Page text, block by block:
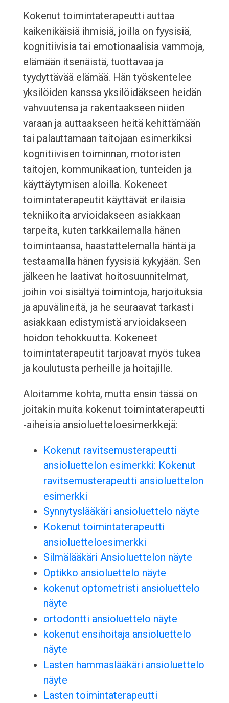
Kokenut toimintaterapeutti auttaa
kaikenikäisiä ihmisiä, joilla on fyysisiä,
kognitiivisia tai emotionaalisia vammoja,
elämään itsenäistä, tuottavaa ja
tyydyttävää elämää. Hän työskentelee
yksilöiden kanssa yksilöidäkseen heidän
vahvuutensa ja rakentaakseen niiden
varaan ja auttaakseen heitä kehittämään
tai palauttamaan taitojaan esimerkiksi
kognitiivisen toiminnan, motoristen
taitojen, kommunikaation, tunteiden ja
käyttäytymisen aloilla. Kokeneet
toimintaterapeutit käyttävät erilaisia
tekniikoita arvioidakseen asiakkaan
tarpeita, kuten tarkkailemalla hänen
toimintaansa, haastattelemalla häntä ja
testaamalla hänen fyysisiä kykyjään. Sen
jälkeen he laativat hoitosuunnitelmat,
joihin voi sisältyä toimintoja, harjoituksia
ja apuvälineitä, ja he seuraavat tarkasti
asiakkaan edistymistä arvioidakseen
hoidon tehokkuutta. Kokeneet
toimintaterapeutit tarjoavat myös tukea
ja koulutusta perheille ja hoitajille.
Aloitamme kohta, mutta ensin tässä on
joitakin muita kokenut toimintaterapeutti
-aiheisia ansioluetteloesimerkkejä:
Kokenut ravitsemusterapeutti
ansioluettelon esimerkki: Kokenut
ravitsemusterapeutti ansioluettelon
esimerkki
Synnytyslääkäri ansioluettelo näyte
Kokenut toimintaterapeutti
ansioluetteloesimerkki
Silmälääkäri Ansioluettelon näyte
Optikko ansioluettelo näyte
kokenut optometristi ansioluettelo
näyte
ortodontti ansioluettelo näyte
kokenut ensihoitaja ansioluettelo
näyte
Lasten hammaslääkäri ansioluettelo
näyte
Lasten toimintaterapeutti